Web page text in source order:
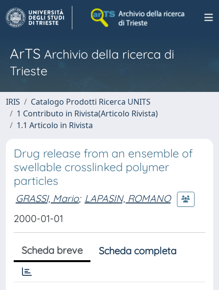
ArTS Archivio della ricerca di
Trieste
IRIS
Catalogo Prodotti Ricerca UNITS
1 Contributo in Rivista(Articolo Rivista)
1.1 Articolo in Rivista
Drug release from an ensemble of
swellable crosslinked polymer
particles
GRASSI, Mario; LAPASIN, ROMANO
2000-01-01
Scheda breve Scheda completa